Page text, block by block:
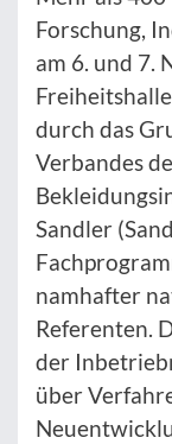
Forschung,
am 6. und 7.
durch das
Verbandes
Sandler
namhafter
Referenten.
der
über